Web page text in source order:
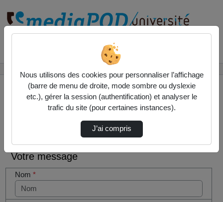
Contactez nous
Votre message
Nom*
êtes un
humain en
métal
(obligatoire)
Nous utilisons des cookies pour personnaliser l’affichage
(barre de menu de droite, mode sombre ou dyslexie
etc.), gérer la session (authentification) et analyser le
trafic du site (pour certaines instances).
J’ai compris